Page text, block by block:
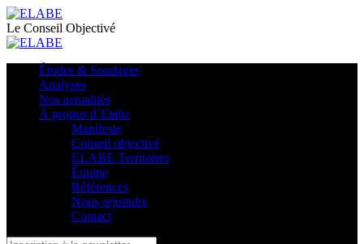
Le Conseil Objectivé
Études & Sondages
Analyses
Nos actualités
À propos d’Elabe
Manifeste
Conseil objectivé
ELABE Territoires
Équipe
Références
Nous rejoindre
Contact